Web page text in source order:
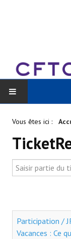
BLOG
Toutes les
- - Slidehow
Vous êtes ici :
Saisir partie du
Participation /
Vacances : Ce